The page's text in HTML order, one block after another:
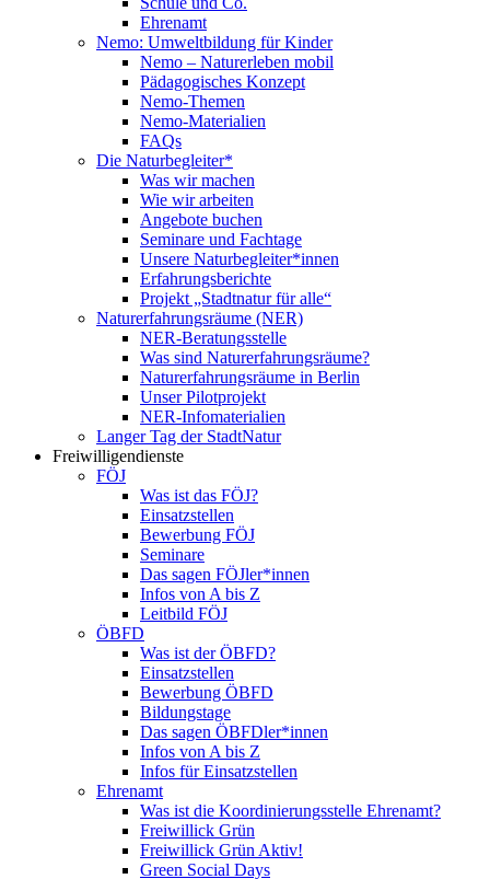
Ehrenamt
Nemo: Umweltbildung für Kinder
Nemo – Naturerleben mobil
Pädagogisches Konzept
Nemo-Themen
Nemo-Materialien
FAQs
Die Naturbegleiter*
Was wir machen
Wie wir arbeiten
Angebote buchen
Seminare und Fachtage
Unsere Naturbegleiter*innen
Erfahrungsberichte
Projekt „Stadtnatur für alle“
Naturerfahrungsräume (NER)
NER-Beratungsstelle
Was sind Naturerfahrungsräume?
Naturerfahrungsräume in Berlin
Unser Pilotprojekt
NER-Infomaterialien
Langer Tag der StadtNatur
Freiwilligendienste
FÖJ
Was ist das FÖJ?
Einsatzstellen
Bewerbung FÖJ
Seminare
Das sagen FÖJler*innen
Infos von A bis Z
Leitbild FÖJ
ÖBFD
Was ist der ÖBFD?
Einsatzstellen
Bewerbung ÖBFD
Bildungstage
Das sagen ÖBFDler*innen
Infos von A bis Z
Infos für Einsatzstellen
Ehrenamt
Was ist die Koordinierungsstelle Ehrenamt?
Freiwillick Grün
Freiwillick Grün Aktiv!
Green Social Days